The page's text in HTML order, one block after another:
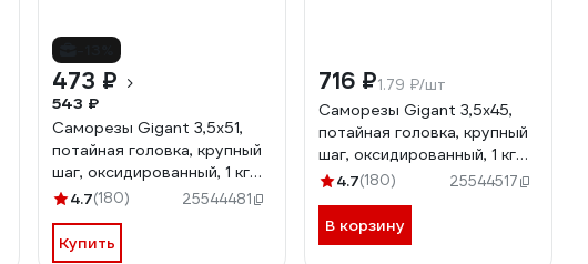
473 ₽
543 ₽
Саморезы Gigant 3,5x51,
потайная головка, крупный
шаг, оксидированный, 1 кг
(примерно 360 шт) 123531
4.7(180) 25544481
Купить
716 ₽1.79 ₽/шт
Саморезы Gigant 3,5x45,
потайная головка, крупный
шаг, оксидированный, 1 кг
(примерно 401 шт) 123530
4.7(180) 25544517
В корзину